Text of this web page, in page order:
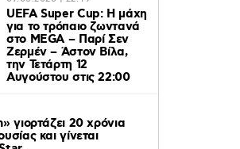
UEFA Super Cup: Η μάχη
για το τρόπαιο ζωντανά
στο MEGA – Παρί Σεν
Ζερμέν – Άστον Βίλα,
την Τετάρτη 12
Αυγούστου στις 22:00
γιορτάζει 20 χρόνια
και γίνεται